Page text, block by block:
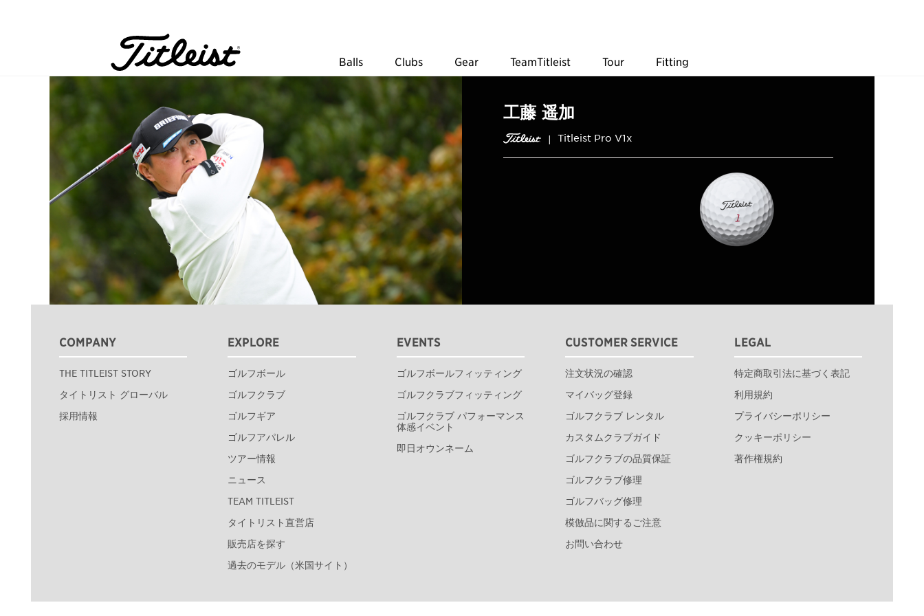
Balls Clubs Gear TeamTitleist Tour Fitting
工藤 遥加
Titleist Pro V1x
COMPANY
THE TITLEIST STORY
タイトリスト グローバル
採用情報
EXPLORE
ゴルフボール
ゴルフクラブ
ゴルフギア
ゴルフアパレル
ツアー情報
ニュース
TEAM TITLEIST
タイトリスト直営店
販売店を探す
過去のモデル（米国サイト）
EVENTS
ゴルフボールフィッティング
ゴルフクラブフィッティング
ゴルフクラブ パフォーマンス
体感イベント
即日オウンネーム
CUSTOMER SERVICE
注文状況の確認
マイバッグ登録
ゴルフクラブ レンタル
カスタムクラブガイド
ゴルフクラブの品質保証
ゴルフクラブ修理
ゴルフバッグ修理
模倣品に関するご注意
お問い合わせ
LEGAL
特定商取引法に基づく表記
利用規約
プライバシーポリシー
クッキーポリシー
著作権規約